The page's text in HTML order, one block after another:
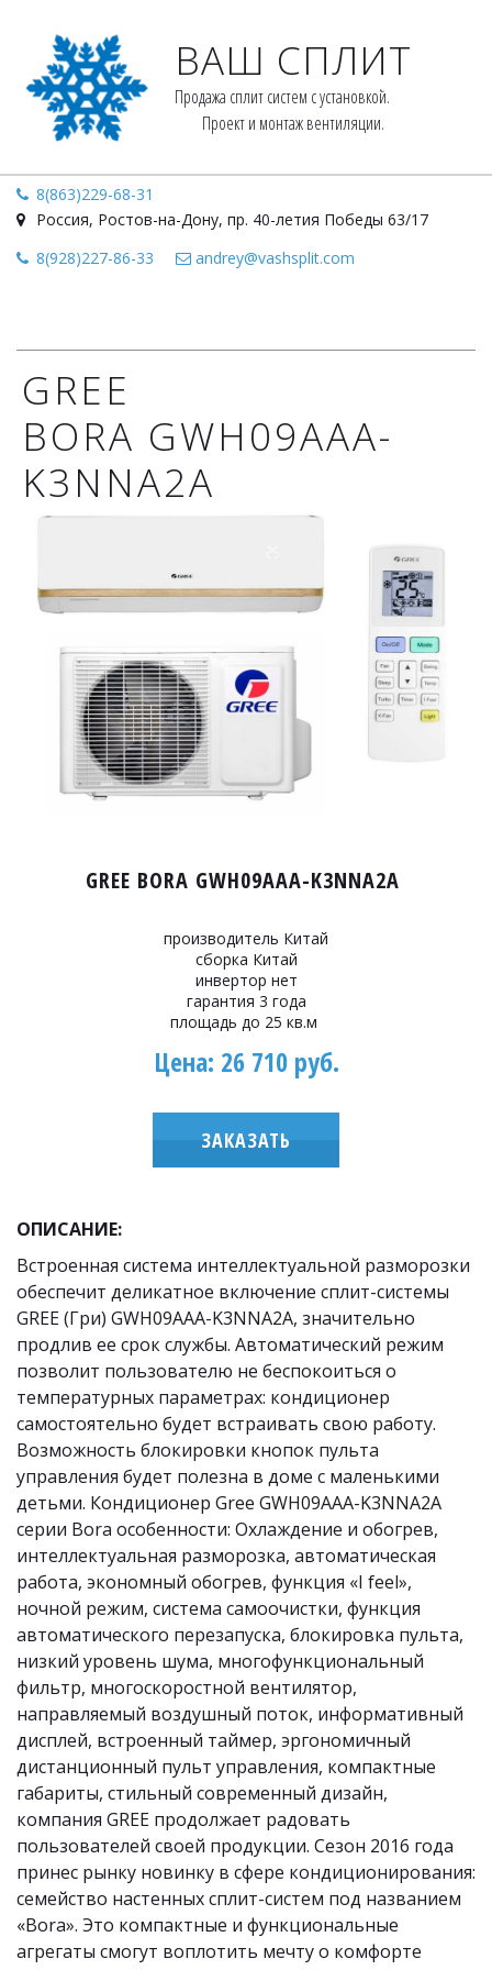
ВАШ СПЛИТ
Продажа сплит систем с установкой.
Проект и монтаж вентиляции.
8(863)229-68-31
Россия, Ростов-на-Дону, пр. 40-летия Победы 63/17
8(928)227-86-33
andrey@vashsplit.com
GREE
BORA GWH09AAA-
K3NNA2A
GREE BORA GWH09AAA-K3NNA2A
производитель Китай
сборка Китай
инвертор нет
гарантия 3 года
площадь до 25 кв.м
Цена: 26 710 руб.
ЗАКАЗАТЬ
ОПИСАНИЕ:
Встроенная система интеллектуальной разморозки
обеспечит деликатное включение сплит-системы
GREE (Гри) GWH09AAA-K3NNA2A, значительно
продлив ее срок службы. Автоматический режим
позволит пользователю не беспокоиться о
температурных параметрах: кондиционер
самостоятельно будет встраивать свою работу.
Возможность блокировки кнопок пульта
управления будет полезна в доме с маленькими
детьми. Кондиционер Gree GWH09AAA-K3NNA2A
серии Bora особенности: Охлаждение и обогрев,
интеллектуальная разморозка, автоматическая
работа, экономный обогрев, функция «I feel»,
ночной режим, система самоочистки, функция
автоматического перезапуска, блокировка пульта,
низкий уровень шума, многофункциональный
фильтр, многоскоростной вентилятор,
направляемый воздушный поток, информативный
дисплей, встроенный таймер, эргономичный
дистанционный пульт управления, компактные
габариты, стильный современный дизайн,
компания GREE продолжает радовать
пользователей своей продукции. Сезон 2016 года
принес рынку новинку в сфере кондиционирования:
семейство настенных сплит-систем под названием
«Bora». Это компактные и функциональные
агрегаты смогут воплотить мечту о комфорте